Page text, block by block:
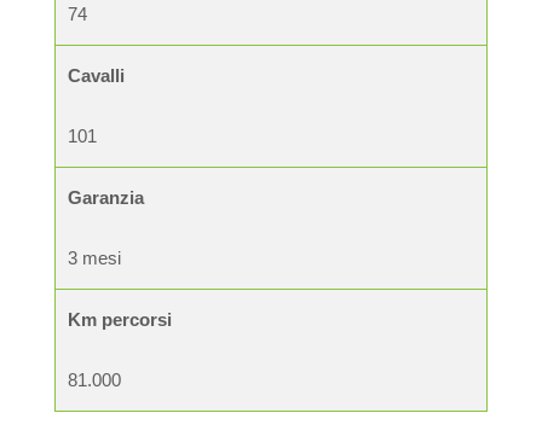
74
Cavalli
101
Garanzia
3 mesi
Km percorsi
81.000